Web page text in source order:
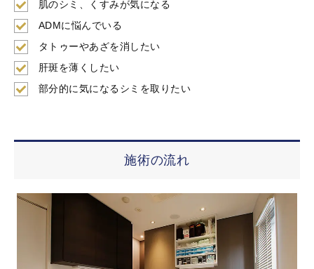
肌のシミ、くすみが気になる
ADMに悩んでいる
タトゥーやあざを消したい
肝斑を薄くしたい
部分的に気になるシミを取りたい
施術の流れ